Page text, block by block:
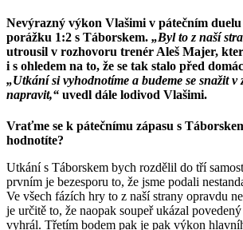
Nevýrazný výkon Vlašimi v pátečním
porážku 1:2 s Táborskem. „Byl to z naší
utrousil v rozhovoru trenér Aleš Majer,
i s ohledem na to, že se tak stalo před
„Utkání si vyhodnotíme a budeme se snažit v
napravit,“ uvedl dále lodivod Vlašimi.
Vraťme se k pátečnímu zápasu s
hodnotíte?
Utkání s Táborskem bych rozdělil do tří
prvním je bezesporu to, že jsme podali
Ve všech fázích hry to z naší strany opravdu
je určitě to, že naopak soupeř ukázal
vyhrál. Třetím bodem pak je pak výkon